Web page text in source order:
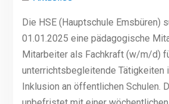
Die HSE (Hauptschule Emsbüren)
01.01.2025 eine pädagogische
Mitarbeiter als Fachkraft (w/m/d)
unterrichtsbegleitende Tätigkeiten
Inklusion an öffentlichen Schulen.